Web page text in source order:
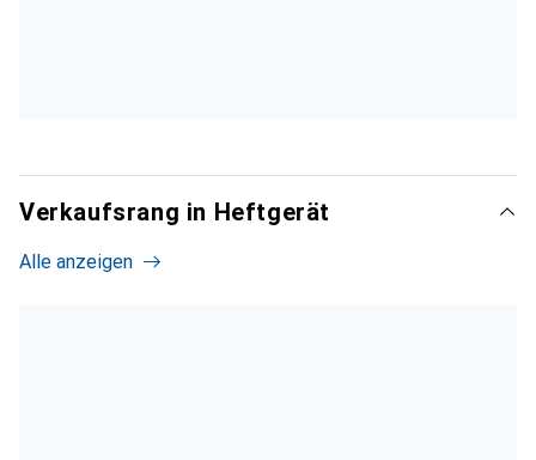
Verkaufsrang in Heftgerät
Alle anzeigen